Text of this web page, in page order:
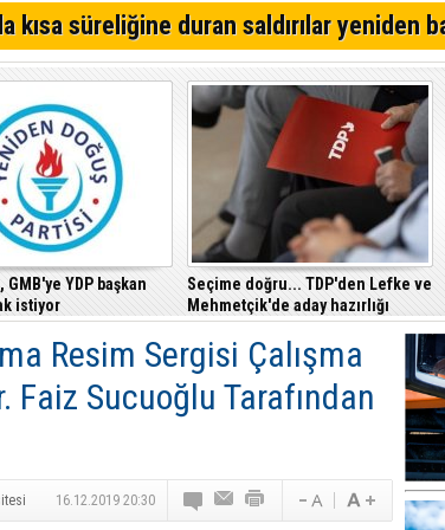
CTP, Cezaevi Disiplin Tüzüğü’nde yapılan değişiklikleri
Mahkemesi’ne taşıdı
Girne – Çamlıbel ana yolunda ölümlü kaza… Turan Obalı
kısa süreliğine duran saldırılar yeniden
GMB'ye YDP başkan
istiyor
Seçime doğru... TDP'den Lefke ve
Mehmetçik'de aday hazırlığı
Resim Sergisi Çalışma
Faiz Sucuoğlu Tarafından
16.12.2019 20:30